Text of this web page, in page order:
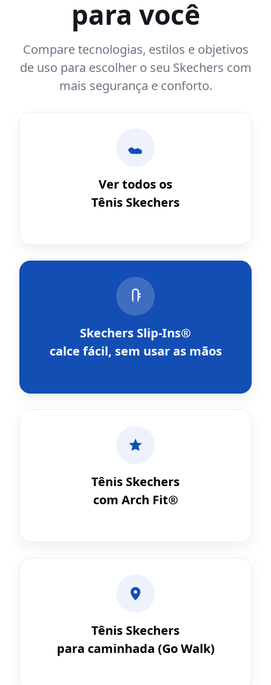
para você
Compare tecnologias, estilos e objetivos
de uso para escolher o seu Skechers com
mais segurança e conforto.
Ver todos os
Tênis Skechers
Skechers Slip-Ins®
calce fácil, sem usar as mãos
Tênis Skechers
com Arch Fit®
Tênis Skechers
para caminhada (Go Walk)